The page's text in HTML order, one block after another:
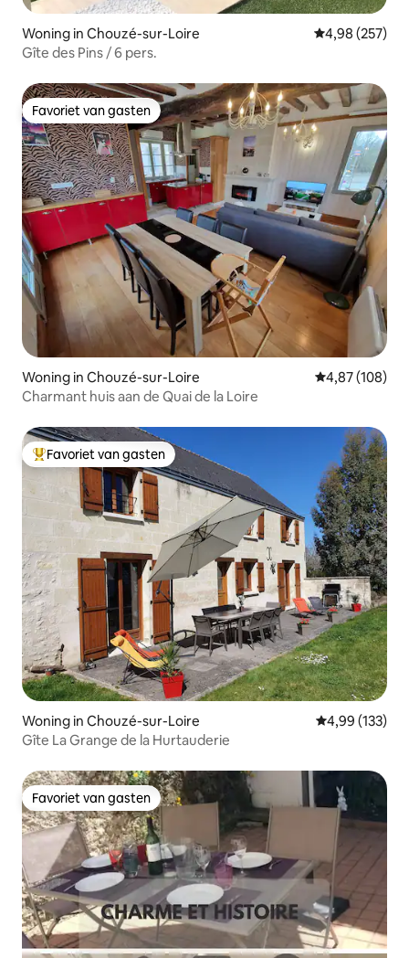
Woning in Chouzé-sur-Loire Gemiddelde
4,98 (257)
Gîte des Pins / 6 pers.
Favoriet van gasten
Favoriet van gasten
Woning in Chouzé-sur-Loire Gemiddelde
4,87 (108)
Charmant huis aan de Quai de la Loire
Topfavoriet van gasten
Favoriet van gasten
Woning in Chouzé-sur-Loire Gemiddelde
4,99 (133)
Gîte La Grange de la Hurtauderie
Favoriet van gasten
Favoriet van gasten